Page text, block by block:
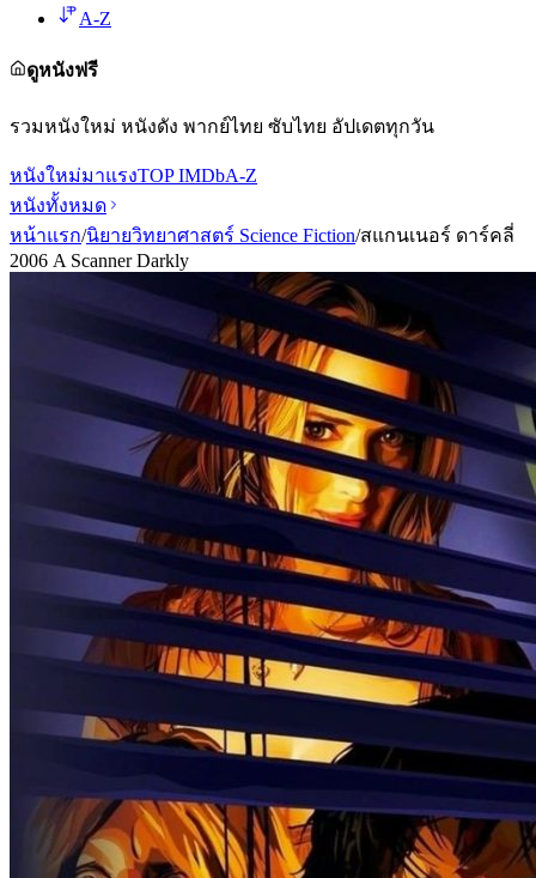
A-Z
ดูหนังฟรี
รวมหนังใหม่ หนังดัง พากย์ไทย ซับไทย อัปเดตทุกวัน
หนังใหม่มาแรงTOP IMDbA-Z
หนังทั้งหมด
หน้าแรก/นิยายวิทยาศาสตร์ Science Fiction/สแกนเนอร์ ดาร์คลี่
2006 A Scanner Darkly